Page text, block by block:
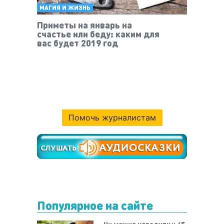
МАГИЯ И ЖИЗНЬ
Приметы на январь на
счастье или беду: каким для
вас будет 2019 год
Помочь журналистам
Популярное на сайте